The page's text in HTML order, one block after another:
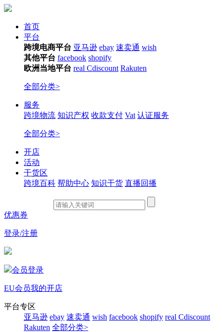
首页
平台
跨境电商平台 亚马逊 ebay 速卖通 wish
其他平台 facebook shopify
欧洲当地平台 real Cdiscount Rakuten
全部分类>
服务
跨境物流 知识产权 收款支付 Vat 认证服务
全部分类>
开店
活动
干货区
跨境百科 帮助中心 知识干货 直播回播
优惠券
登录/注册
会员登录
EU会员我的开店
平台专区
亚马逊 ebay 速卖通 wish facebook shopify real Cdiscount
Rakuten 全部分类>